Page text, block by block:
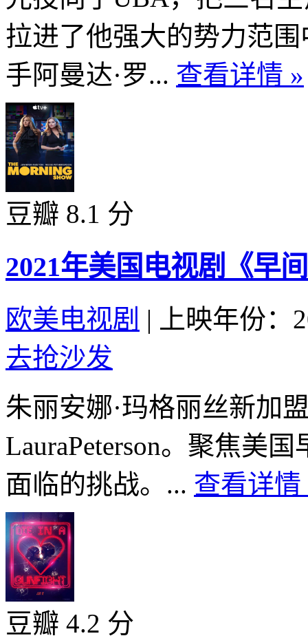
拉进了他强大的势力范
手阿曼达·罗... 查看详情 »
豆瓣 8.1 分
2021年美国电视剧《早
欧美电视剧 |
上映年份：
去抢沙发
朱丽安娜·玛格丽丝新加
LauraPeterson。聚焦美
面临的挑战。... 查看详情
豆瓣 4.2 分